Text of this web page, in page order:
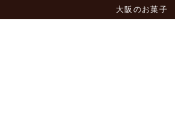
大阪のお菓子